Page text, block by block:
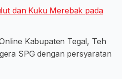
dan Kuku Merebak pada
Kabupaten Tegal, Teh
SPG dengan persyaratan